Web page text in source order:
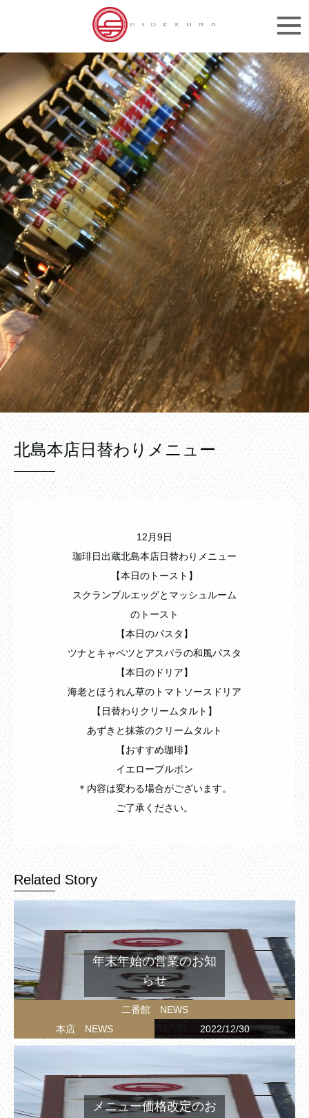
北島本店日替わりメニュー
12月9日
珈琲日出蔵北島本店日替わりメニュー
【本日のトースト】
スクランブルエッグとマッシュルーム
のトースト
【本日のパスタ】
ツナとキャベツとアスパラの和風パスタ
【本日のドリア】
海老とほうれん草のトマトソースドリア
【日替わりクリームタルト】
あずきと抹茶のクリームタルト
【おすすめ珈琲】
イエローブルボン
＊内容は変わる場合がございます。
ご了承ください。
Related Story
二番館 NEWS
本店 NEWS
2022/12/30
年末年始の営業のお知
らせ
メニュー価格改定のお